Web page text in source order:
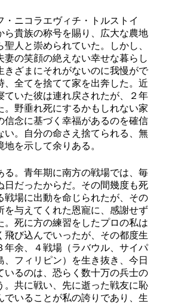
・ニコラエヴィチ・トルストイ
ら貴族の称号を賜り、広大な農地
聖人と崇められていた。しかし、
妻の笑顔の絶えない幸せな暮らし
きざまにそれがないのに我慢がで
、全てを捨てて家を出奔した。近
ていた彼は連れ戻されたが、２年
。野垂れ死にするかもしれない家
信念に基づく幸福があるのを確信
い。自分の命さえ捨てられる、無
を示して余りある。
る。青年期に南方の戦場では、毎
日だったからだ。その間幾度も死
戦場に出動を命じられたが、その
を与えてくれた恩寵に、感謝せず
。死に方の練習をしたプロの私は
飛び込んでいったが、その都度生
年余、４戦場（ラバウル、サイパ
、フィリピン）を生き抜き、今日
いるのは、恐らく数十万の兵士の
。共に戦い、先に逝った戦友に恥
でいることが私の誇りであり、生